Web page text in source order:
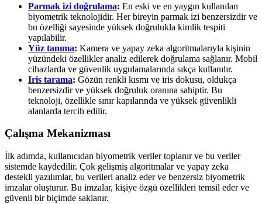
Parmak izi doğrulama: En eski ve en yaygın kullanılan
biyometrik teknolojidir. Her bireyin parmak izi benzersizdir ve
bu özelliği sayesinde yüksek doğrulukla kimlik tespiti
yapılabilir.
Yüz tanıma: Kamera ve yapay zeka algoritmalarıyla kişinin
yüzündeki özellikler analiz edilerek doğrulama sağlanır. Mobil
cihazlarda ve güvenlik uygulamalarında sıkça kullanılır.
Iris tarama: Gözün renkli kısmı ve iris dokusu, oldukça
benzersizdir ve yüksek doğruluk oranına sahiptir. Bu
teknoloji, özellikle sınır kapılarında ve yüksek güvenlikli
alanlarda tercih edilir.
Çalışma Mekanizması
İlk adımda, kullanıcıdan biyometrik veriler toplanır ve bu veriler
sistemde kaydedilir. Çok gelişmiş algoritmalar ve yapay zeka
destekli yazılımlar, bu verileri analiz eder ve benzersiz biyometrik
imzalar oluşturur. Bu imzalar, kişiye özgü özellikleri temsil eder ve
güvenli bir biçimde saklanır.